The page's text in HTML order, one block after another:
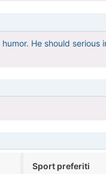
He should serious
Sport preferiti